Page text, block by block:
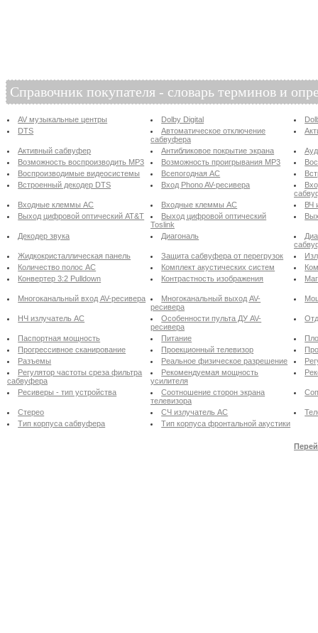
Справочник покупателя - словарь терминов и
AV музыкальные центры Dolby Digital
DTS
Автоматическое отключение
сабвуфера
Активный сабвуфер Антибликовое покрытие экрана
Возможность воспроизводить MP3
Возможность проигрывания MP3
Воспроизводимые видеосистемы
Всепогодная АС
Встроенный декодер DTS
Вход Phono AV-ресивера
Входные клеммы АС
Входные клеммы АС
ВЧ
Выход цифровой оптический AT&T
Выход цифровой оптический
Toslink
Декодер звука Диагональ
Жидкокристаллическая панель
Защита сабвуфера от перегрузок
Количество полос АС
Комплект акустических систем
Конвертер 3:2 Pulldown
Контрастность изображения
Многоканальный вход AV-ресивера
Многоканальный выход AV-
ресивера
НЧ излучатель АС
Особенности пульта ДУ AV-
ресивера
Паспортная мощность Питание
Прогрессивное сканирование
Проекционный телевизор
Разъемы
Реальное физическое разрешение
Регулятор частоты среза фильтра
сабвуфера
Рекомендуемая мощность
усилителя
Ресиверы - тип устройства
Соотношение сторон экрана
телевизора
Стерео СЧ излучатель АС
Тип корпуса сабвуфера
Тип корпуса фронтальной акустики